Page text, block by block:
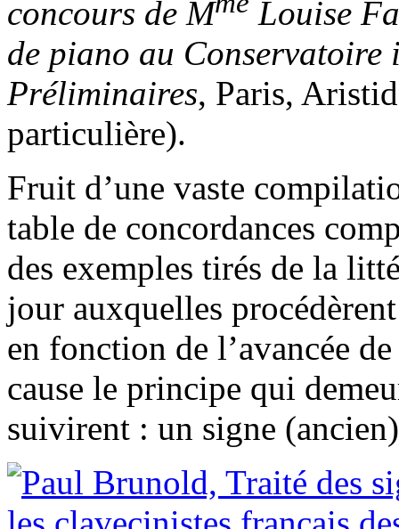
concours de M
Louise
de piano au Conservatoire
Préliminaires, Paris,
particulière).
Fruit d’une vaste
table de concordances
des exemples tirés de la
jour auxquelles
en fonction de l’avancée
cause le principe qui
suivirent : un signe